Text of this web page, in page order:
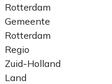
Rotterdam
Gemeente
Rotterdam
Regio
Zuid-Holland
Land